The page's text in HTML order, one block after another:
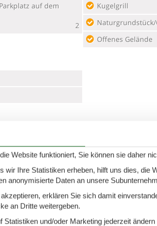
2
Kugelgrill
Naturgrundstück/
Offenes Gelände
1,8 km
100 m
Nächstes
Website funktioniert, Sie können sie daher
wir Ihre Statistiken erheben, hilft uns dies, die
anonymisierte Daten an unsere
erklären Sie sich damit
an Dritte weitergeben.
Statistiken und/oder Marketing jederzeit